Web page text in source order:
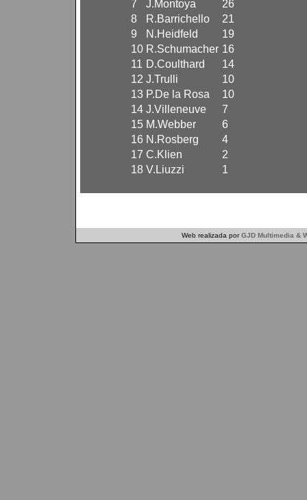
7 J.Montoya
26
8
R.Barrichello
21
9
N.Heidfeld
19
10 R.Schumacher 16
11 D.Coulthard
14
12 J.Trulli
10
13 P.De la Rosa
10
14 J.Villeneuve
7
15 M.Webber
6
16 N.Rosberg
4
17 C.Klien
2
18 V.Liuzzi 1
Web realizada por GJD Multimedia &